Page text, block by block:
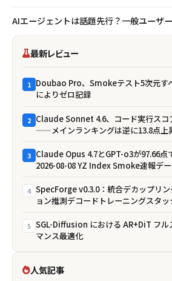
AIエージェントは話題先行？一般ユーザ
最新レビュー
1 Doubao Pro、Smokeテスト5次元すべ
によりゼロ記録
2 Claude Sonnet 4.6、コード実行スコ
——メインランキングは逆に13.8点上
3 Claude Opus 4.7とGPT-o3が97.66点
2026-08-08 YZ Index Smoke速報デ
4 SpecForge v0.3.0：統合デカップリ
ョン推測デコードトレーニングスタッ
5 SGL-Diffusion における AR+DiT フル
マンス最適化
人気記事